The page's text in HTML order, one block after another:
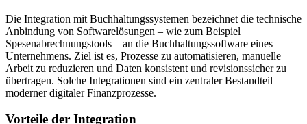
Die Integration mit Buchhaltungssystemen bezeichnet die technische
Anbindung von Softwarelösungen – wie zum Beispiel
Spesenabrechnungstools – an die Buchhaltungssoftware eines
Unternehmens. Ziel ist es, Prozesse zu automatisieren, manuelle
Arbeit zu reduzieren und Daten konsistent und revisionssicher zu
übertragen. Solche Integrationen sind ein zentraler Bestandteil
moderner digitaler Finanzprozesse.
Vorteile der Integration